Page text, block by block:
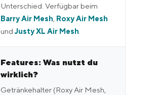
Unterschied. Verfügbar beim
Barry Air Mesh Roxy Air Mesh
undJusty XL Air Mesh
Features: Was nutzt du
wirklich?
Getränkehalter (Roxy Air Mesh,